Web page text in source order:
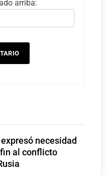
arriba:
necesidad
al conflicto